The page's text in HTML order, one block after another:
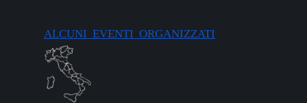
ALCUNI EVENTI ORGANIZZATI